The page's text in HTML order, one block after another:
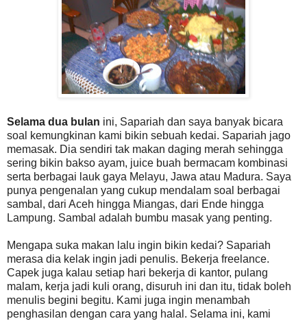
Selama dua bulan ini, Sapariah dan saya banyak bicara
soal kemungkinan kami bikin sebuah kedai. Sapariah jago
memasak. Dia sendiri tak makan daging merah sehingga
sering bikin bakso ayam, juice buah bermacam kombinasi
serta berbagai lauk gaya Melayu, Jawa atau Madura. Saya
punya pengenalan yang cukup mendalam soal berbagai
sambal, dari Aceh hingga Miangas, dari Ende hingga
Lampung. Sambal adalah bumbu masak yang penting.
Mengapa suka makan lalu ingin bikin kedai? Sapariah
merasa dia kelak ingin jadi penulis. Bekerja freelance.
Capek juga kalau setiap hari bekerja di kantor, pulang
malam, kerja jadi kuli orang, disuruh ini dan itu, tidak boleh
menulis begini begitu. Kami juga ingin menambah
penghasilan dengan cara yang halal. Selama ini, kami